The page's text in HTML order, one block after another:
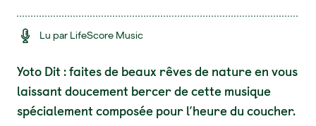
Lu par LifeScore Music
Yoto Dit : faites de beaux rêves de nature en vous
laissant doucement bercer de cette musique
spécialement composée pour l’heure du coucher.